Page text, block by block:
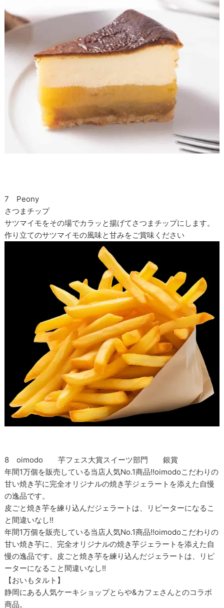
7 Peony
さつまチップ
サツマイモをその場でカラッと揚げてさつまチップにします。
作り立てのサツマイモの風味と甘みをご賞味ください
8 oimodo 芋フェス大賞スイーツ部門 銀賞
年間1万個を販売している当店人気No.1商品!!oimodoこだわりの
甘い焼き芋に完全オリジナルの焼き芋ジェラートを添えた自慢
の逸品です。
皮ごと焼き芋を練り込んだジェラートは、リピーターになるこ
と間違いなし!!
年間1万個を販売している当店人気No.1商品!!oimodoこだわりの
甘い焼き芋に、完全オリジナルの焼き芋ジェラートを添えた自
慢の逸品です。皮ごと焼き芋を練り込んだジェラートは、リピ
ーターになること間違いなし!!
【おいもタルト】
静岡にある人気ケーキショップとらや&カフェさんとのコラボ
商品。